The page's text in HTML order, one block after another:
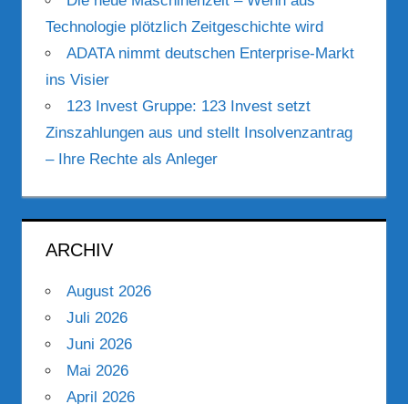
Technologie plötzlich Zeitgeschichte wird
ADATA nimmt deutschen Enterprise-Markt
ins Visier
123 Invest Gruppe: 123 Invest setzt
Zinszahlungen aus und stellt Insolvenzantrag
– Ihre Rechte als Anleger
ARCHIV
August 2026
Juli 2026
Juni 2026
Mai 2026
April 2026